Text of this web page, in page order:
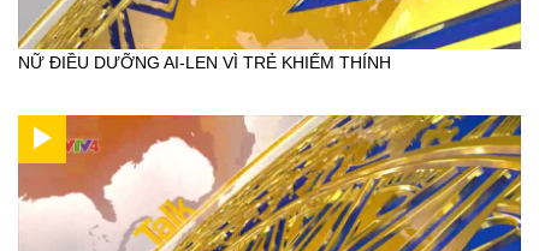
NỮ ĐIỀU DƯỠNG AI-LEN VÌ TRẺ KHIẾM THÍNH